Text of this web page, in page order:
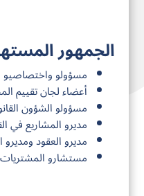
الجمهور
مسؤولو واختصاصيو
أعضاء لجان تقييم
مسؤولو الشؤون
مديرو المشاريع في
مديرو العقود ومديرو
مستشارو المشتريات